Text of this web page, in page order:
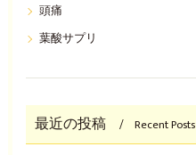
頭痛
葉酸サプリ
最近の投稿 Recent Posts